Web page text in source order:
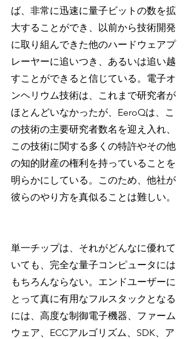
ば、非常に迅速に量子ビットの数を拡
大することができ、以前から技術開発
に取り組んできた他のハードウェアプ
レーヤーに追いつき、あるいは追い越
すことができると信じている。電子オ
ンヘリウム技術は、これまで研究者が
ほとんどいなかったが、EeroQは、こ
の技術の主要研究者数名を迎え入れ、
この技術に関する多くの特許やその他
の知的財産の権利を持っていることを
明らかにしている。このため、他社が
彼らのやり方を真似ることは難しい。
単一チップは、それがどんなに優れて
いても、完全な量子コンピュータには
もちろんならない。エンドユーザーに
とって真に有用なフルスタックとなる
には、高度な制御電子機器、ファーム
ウェア、ECCアルゴリズム、SDK、ア